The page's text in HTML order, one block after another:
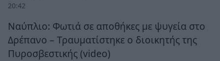
20:42
Ναύπλιο: Φωτιά σε αποθήκες με ψυγεία στο
Δρέπανο – Τραυματίστηκε ο διοικητής της
Πυροσβεστικής (video)